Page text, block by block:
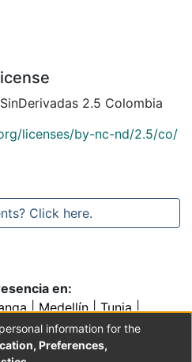
2.5 Colombia
licenses/by-nc-nd/2.5/co/
Click here.
en:
|Medellín|Tunja|
y Colegios de la Orden de
information for the
Preferences,